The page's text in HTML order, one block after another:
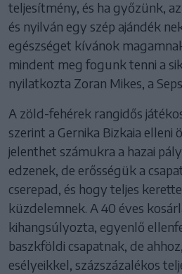
teljesítmény, és ha győzünk,
és nyilván egy szép ajándék
egészséget kívánok
mindent meg fogunk tenni a
nyilatkozta Zoran Mikes, a
A zöld-fehérek rangidős
szerint a Gernika Bizkaia elleni
jelenthet számukra a hazai
edzenek, de erősségük a
cserepad, és hogy teljes
küzdelemnek. A 40 éves
kihangsúlyozta, egyenlő
baszkföldi csapatnak, de
esélyeikkel, százszázalékos